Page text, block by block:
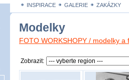
INSPIRACE GALERIE ZAKÁZKY
Modelky
FOTO WORKSHOPY / modelky
Zobrazit: